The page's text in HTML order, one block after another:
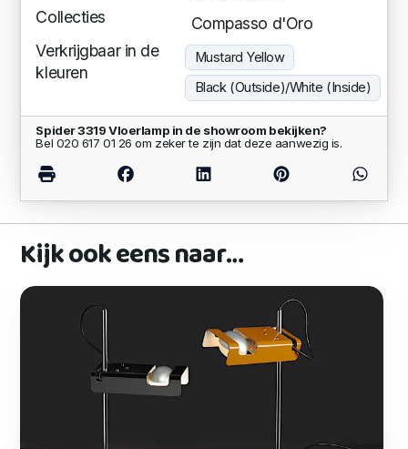
Collecties
Compasso d'Oro
Verkrijgbaar in de
kleuren
Mustard Yellow
Black (Outside)/White (Inside)
Spider 3319 Vloerlamp in de showroom bekijken?
Bel 020 617 01 26 om zeker te zijn dat deze aanwezig is.
Kijk ook eens naar…